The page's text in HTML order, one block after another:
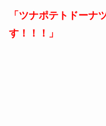
「ツナポテトドーナ
す！！！」